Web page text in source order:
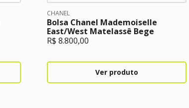
CHANEL
Bolsa Chanel Mademoiselle
East/West Matelassê Bege
R$ 8.800,00
Ver produto